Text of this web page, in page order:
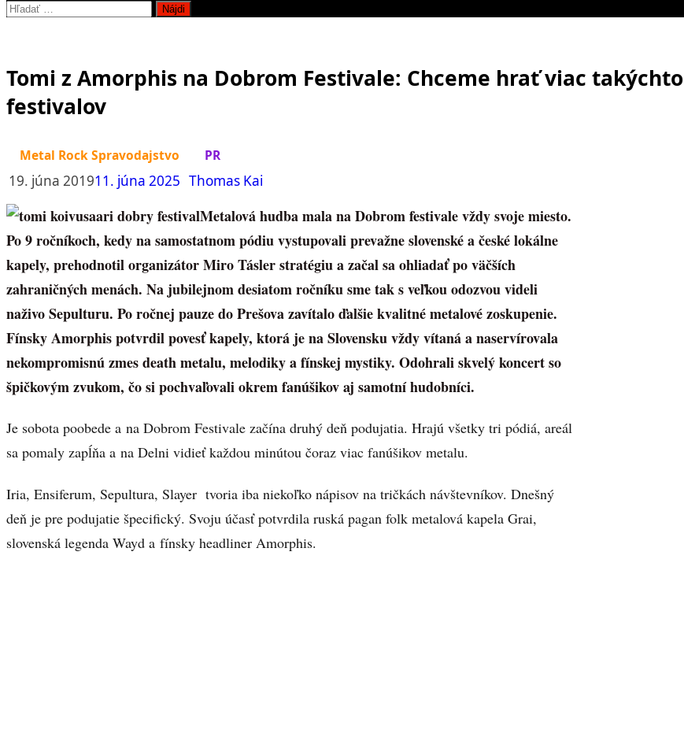
Hľadať:
Tomi z Amorphis na Dobrom Festivale: Chceme hrať viac takýchto
festivalov
Metal Rock Spravodajstvo PR
19. júna 201911. júna 2025 Thomas Kai
Metalová hudba mala na Dobrom festivale vždy svoje miesto.
Po 9 ročníkoch, kedy na samostatnom pódiu vystupovali prevažne slovenské a české lokálne
kapely, prehodnotil organizátor Miro Tásler stratégiu a začal sa ohliadať po väčších
zahraničných menách. Na jubilejnom desiatom ročníku sme tak s veľkou odozvou videli
naživo Sepulturu. Po ročnej pauze do Prešova zavítalo ďalšie kvalitné metalové zoskupenie.
Fínsky Amorphis potvrdil povesť kapely, ktorá je na Slovensku vždy vítaná a naservírovala
nekompromisnú zmes death metalu, melodiky a fínskej mystiky. Odohrali skvelý koncert so
špičkovým zvukom, čo si pochvaľovali okrem fanúšikov aj samotní hudobníci.
Je sobota poobede a na Dobrom Festivale začína druhý deň podujatia. Hrajú všetky tri pódiá, areál
sa pomaly zapĺňa a na Delni vidieť každou minútou čoraz viac fanúšikov metalu.
Iria, Ensiferum, Sepultura, Slayer tvoria iba niekoľko nápisov na tričkách návštevníkov. Dnešný
deň je pre podujatie špecifický. Svoju účasť potvrdila ruská pagan folk metalová kapela Grai,
slovenská legenda Wayd a fínsky headliner Amorphis.